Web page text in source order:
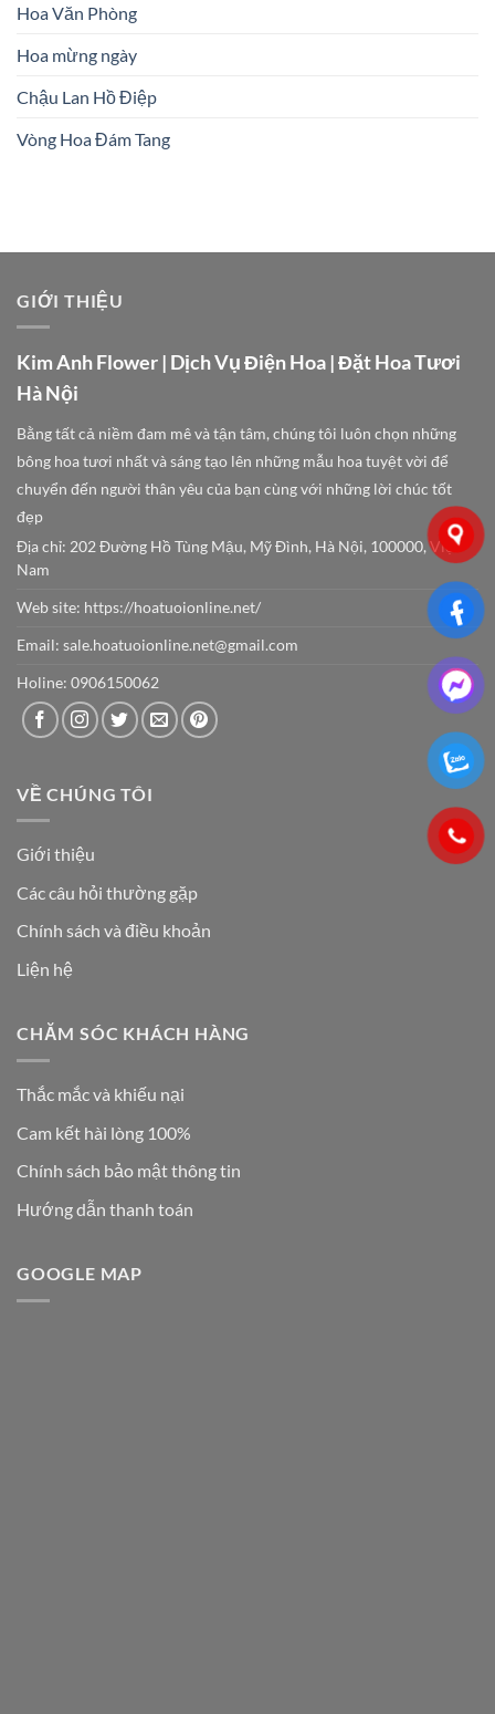
Hoa Văn Phòng
Hoa mừng ngày
Chậu Lan Hồ Điệp
Vòng Hoa Đám Tang
GIỚI THIỆU
Kim Anh Flower | Dịch Vụ Điện Hoa | Đặt Hoa Tươi
Hà Nội
Bằng tất cả niềm đam mê và tận tâm, chúng tôi luôn chọn những
bông hoa tươi nhất và sáng tạo lên những mẫu hoa tuyệt vời để
chuyển đến người thân yêu của bạn cùng với những lời chúc tốt
đẹp
Địa chỉ: 202 Đường Hồ Tùng Mậu, Mỹ Đình, Hà Nội, 100000, Việt
Nam
Web site: https://hoatuoionline.net/
Email: sale.hoatuoionline.net@gmail.com
Holine: 0906150062
VỀ CHÚNG TÔI
Giới thiệu
Các câu hỏi thường gặp
Chính sách và điều khoản
Liện hệ
CHĂM SÓC KHÁCH HÀNG
Thắc mắc và khiếu nại
Cam kết hài lòng 100%
Chính sách bảo mật thông tin
Hướng dẫn thanh toán
GOOGLE MAP